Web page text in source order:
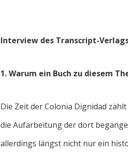
Interview des Transcript-
1. Warum ein Buch zu diesem
Die Zeit der Colonia Dignidad
die Aufarbeitung der dort
allerdings längst nicht nur ein